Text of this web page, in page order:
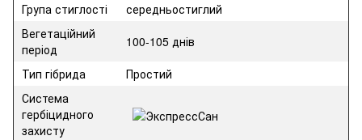
Група стиглості
середньостиглий
Вегетаційний
період
100-105 днів
Тип гібрида
Простий
Система
гербіцидного
захисту